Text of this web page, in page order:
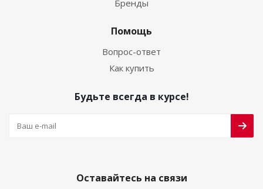
Бренды
Помощь
Вопрос-ответ
Как купить
Будьте всегда в курсе!
Оставайтесь на связи